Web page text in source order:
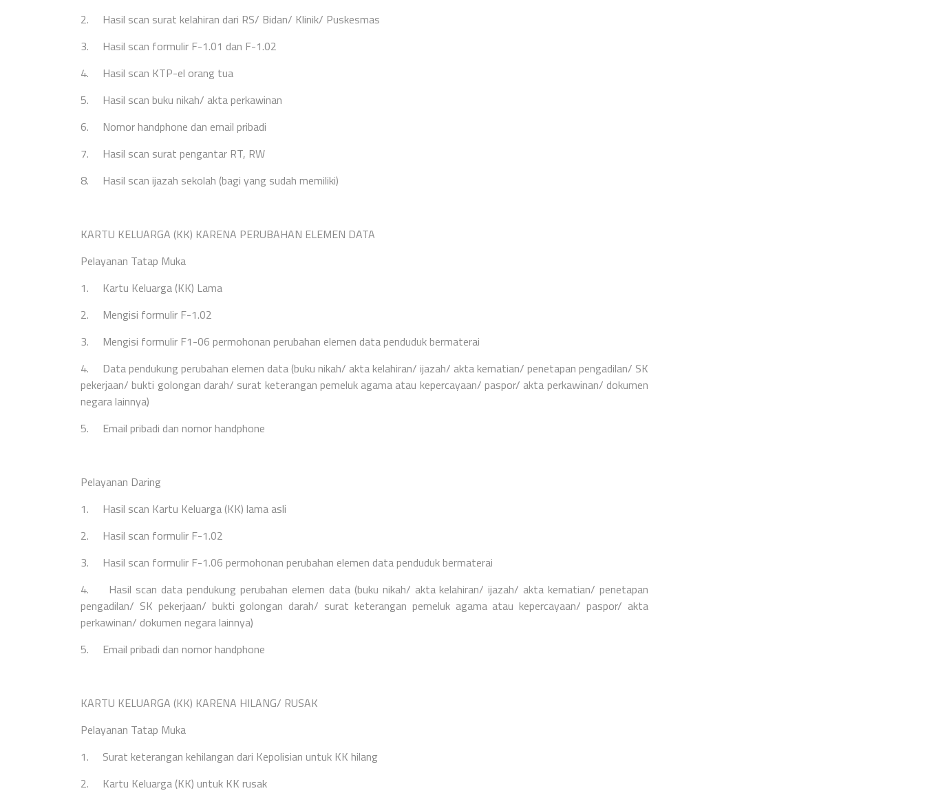
2.
Hasil scan surat kelahiran dari RS/ Bidan/ Klinik/ Puskesmas
3.
Hasil scan formulir F-1.01 dan F-1.02
4.
Hasil scan KTP-el orang tua
5.
Hasil scan buku nikah/ akta perkawinan
6.
Nomor handphone dan email pribadi
7.
Hasil scan surat pengantar RT, RW
8.
Hasil scan ijazah sekolah (bagi yang sudah memiliki)
KARTU KELUARGA (KK) KARENA PERUBAHAN ELEMEN DATA
Pelayanan Tatap Muka
1.
Kartu Keluarga (KK) Lama
2.
Mengisi formulir F-1.02
3.
Mengisi formulir F1-06 permohonan perubahan elemen data penduduk bermaterai
4.
Data pendukung perubahan elemen data (buku nikah/ akta kelahiran/ ijazah/ akta kematian/ penetapan pengadilan/ SK
pekerjaan/ bukti golongan darah/ surat keterangan pemeluk agama atau kepercayaan/ paspor/ akta perkawinan/ dokumen
negara lainnya)
5.
Email pribadi dan nomor handphone
Pelayanan Daring
1.
Hasil scan Kartu Keluarga (KK) lama asli
2.
Hasil scan formulir F-1.02
3.
Hasil scan formulir F-1.06 permohonan perubahan elemen data penduduk bermaterai
4.
Hasil scan data pendukung perubahan elemen data (buku nikah/ akta kelahiran/ ijazah/ akta kematian/ penetapan
pengadilan/ SK pekerjaan/ bukti golongan darah/ surat keterangan pemeluk agama atau kepercayaan/ paspor/ akta
perkawinan/ dokumen negara lainnya)
5.
Email pribadi dan nomor handphone
KARTU KELUARGA (KK) KARENA HILANG/ RUSAK
Pelayanan Tatap Muka
1.
Surat keterangan kehilangan dari Kepolisian untuk KK hilang
2.
Kartu Keluarga (KK) untuk KK rusak